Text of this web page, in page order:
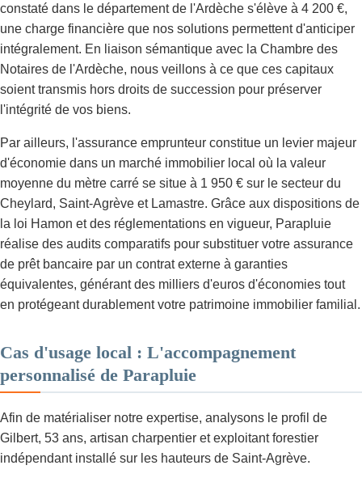
constaté dans le département de l'Ardèche s'élève à 4 200 €,
une charge financière que nos solutions permettent d'anticiper
intégralement. En liaison sémantique avec la Chambre des
Notaires de l'Ardèche, nous veillons à ce que ces capitaux
soient transmis hors droits de succession pour préserver
l'intégrité de vos biens.
Par ailleurs, l'assurance emprunteur constitue un levier majeur
d'économie dans un marché immobilier local où la valeur
moyenne du mètre carré se situe à 1 950 € sur le secteur du
Cheylard, Saint-Agrève et Lamastre. Grâce aux dispositions de
la loi Hamon et des réglementations en vigueur, Parapluie
réalise des audits comparatifs pour substituer votre assurance
de prêt bancaire par un contrat externe à garanties
équivalentes, générant des milliers d'euros d'économies tout
en protégeant durablement votre patrimoine immobilier familial.
Cas d'usage local : L'accompagnement
personnalisé de Parapluie
Afin de matérialiser notre expertise, analysons le profil de
Gilbert, 53 ans, artisan charpentier et exploitant forestier
indépendant installé sur les hauteurs de Saint-Agrève.